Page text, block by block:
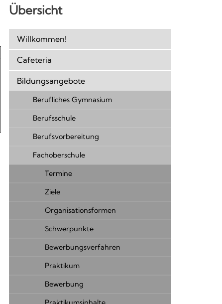
Übersicht
Willkommen!
Cafeteria
Bildungsangebote
Berufliches Gymnasium
Berufsschule
Berufsvorbereitung
Fachoberschule
Termine
Ziele
Organisationsformen
Schwerpunkte
Bewerbungsverfahren
Praktikum
Bewerbung